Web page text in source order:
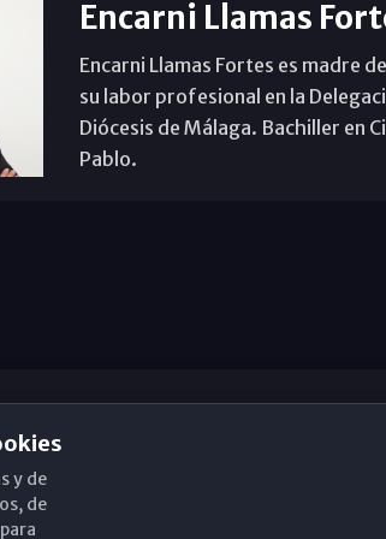
Encarni Llamas
Encarni Llamas Fortes es madre
su labor profesional en la
Diócesis de Málaga. Bachiller en
Pablo.
Málaga
y de
de